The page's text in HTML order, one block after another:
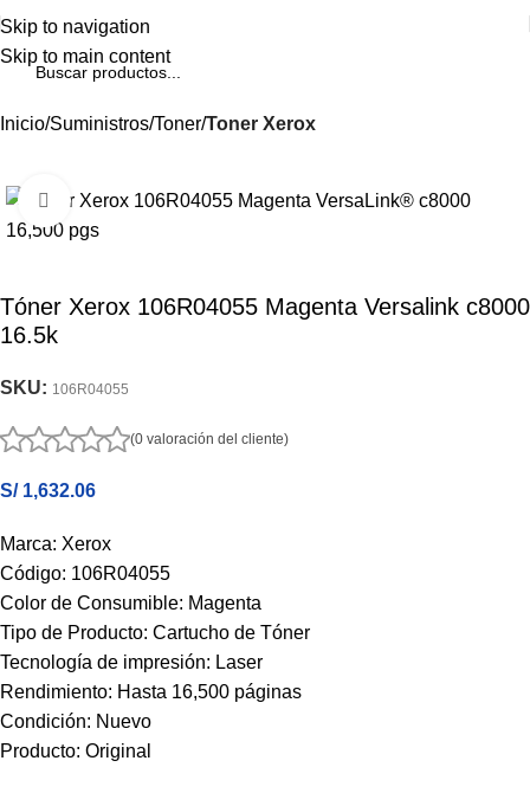
Skip to navigation
Skip to main content
Inicio Suministros Toner Toner Xerox
Haga Click para agrandar
Tóner Xerox 106R04055 Magenta Versalink c8000
16.5k
SKU: 106R04055
(0 valoración del cliente)
S/1,632.06
Marca: Xerox
Código: 106R04055
Color de Consumible: Magenta
Tipo de Producto: Cartucho de Tóner
Tecnología de impresión: Laser
Rendimiento: Hasta 16,500 páginas
Condición: Nuevo
Producto: Original